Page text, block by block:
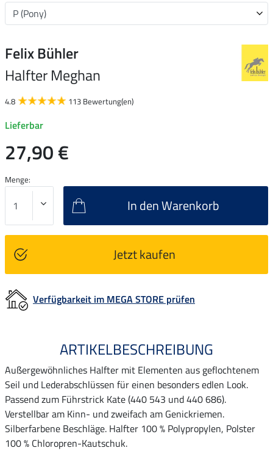
Felix Bühler
Halfter Meghan
4.8 113 Bewertung(en)
Lieferbar
27,90 €
Menge:
In den Warenkorb
Jetzt kaufen
Verfügbarkeit im MEGA STORE prüfen
ARTIKELBESCHREIBUNG
Außergewöhnliches Halfter mit Elementen aus geflochtenem
Seil und Lederabschlüssen für einen besonders edlen Look.
Passend zum Führstrick Kate (440 543 und 440 686).
Verstellbar am Kinn- und zweifach am Genickriemen.
Silberfarbene Beschläge. Halfter 100 % Polypropylen, Polster
100 % Chloropren-Kautschuk.